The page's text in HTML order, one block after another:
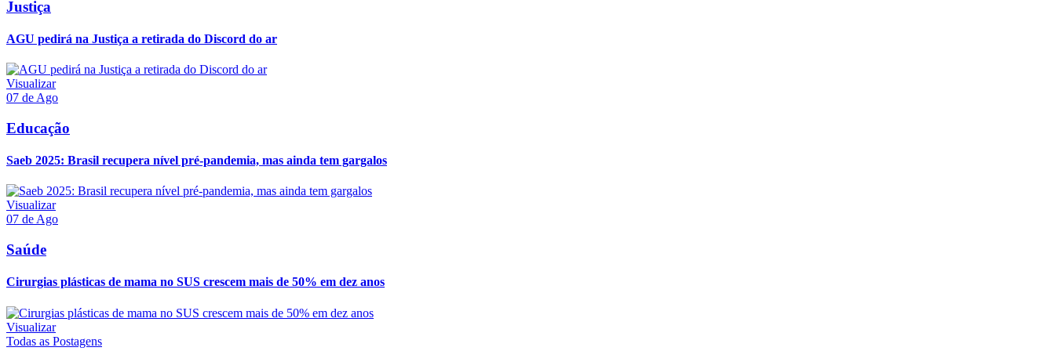
Justiça
AGU pedirá na Justiça a retirada do Discord do ar
Visualizar
07 de Ago
Educação
Saeb 2025: Brasil recupera nível pré-pandemia, mas ainda tem gargalos
Visualizar
07 de Ago
Saúde
Cirurgias plásticas de mama no SUS crescem mais de 50% em dez anos
Visualizar
Todas as Postagens